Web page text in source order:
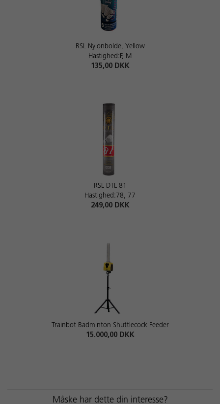
RSL Nylonbolde, Yellow
Hastighed:F, M
135,00 DKK
RSL DTL 81
Hastighed:78, 77
249,00 DKK
Trainbot Badminton Shuttlecock Feeder
15.000,00 DKK
Måske har dette din interesse?